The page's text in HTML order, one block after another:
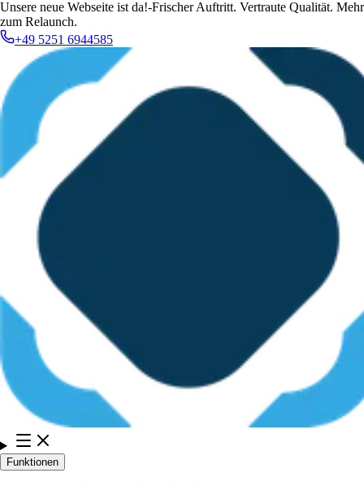
Unsere neue Webseite ist da!-Frischer Auftritt. Vertraute Qualität. Mehr
zum Relaunch.
+49 5251 6944585
Funktionen